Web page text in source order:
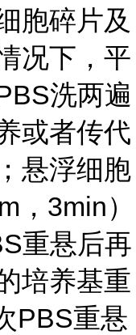
胞碎片及
况下，平
洗两遍
或者传代
悬浮细胞
，3min）
重悬后再
培养基重
PBS重悬